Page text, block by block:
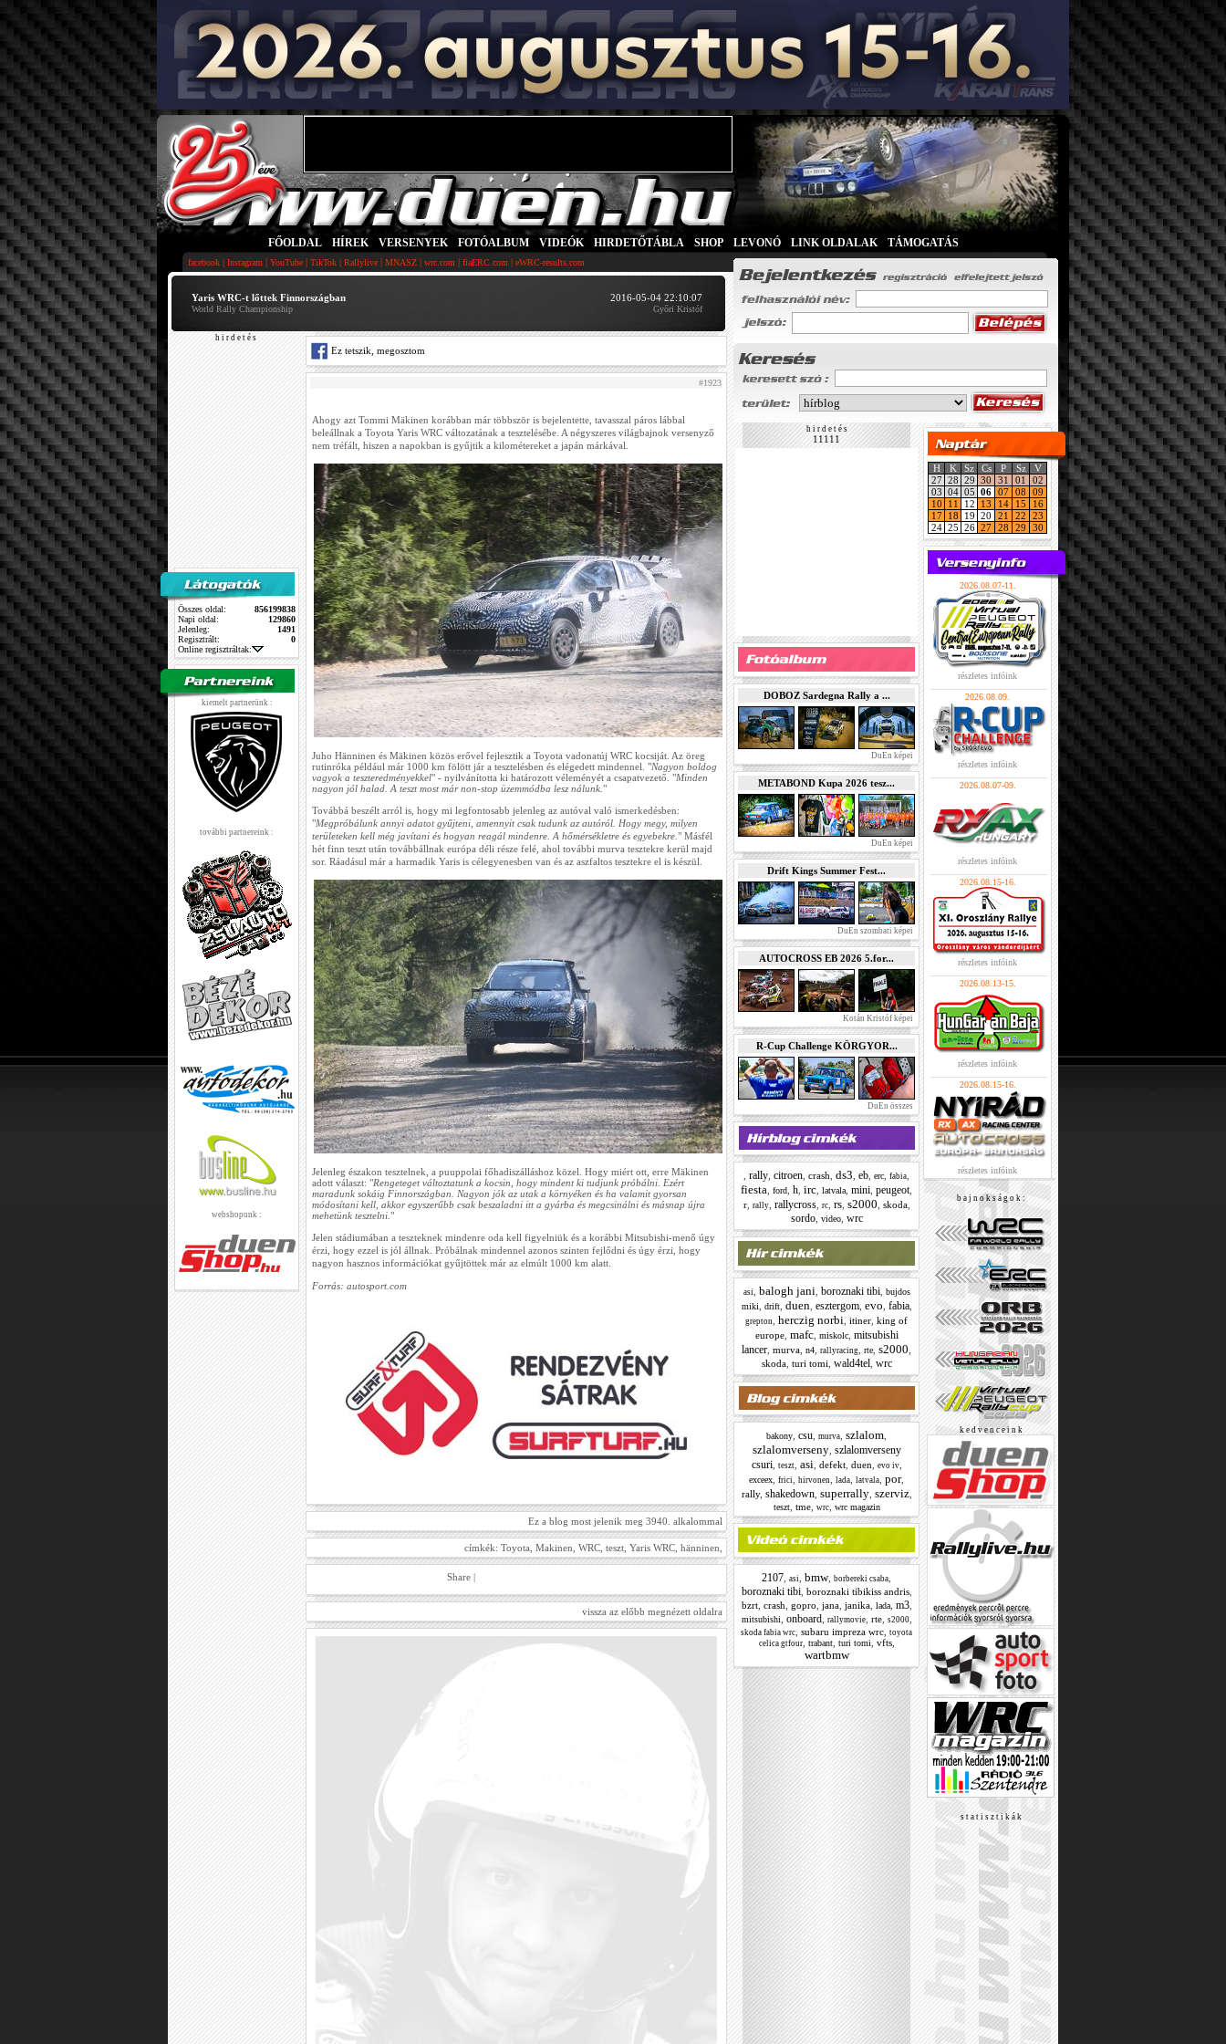
FŐOLDAL HÍREK VERSENYEK FOTÓALBUM VIDEÓK HIRDETŐTÁBLA SHOP LEVONÓ LINK OLDALAK TÁMOGATÁS
facebook | Instagram | YouTube | TikTok | Rallylive | MNASZ | wrc.com | fiaERC.com | eWRC-results.com
Yaris WRC-t lőttek Finnországban
World Rally Championship
2016-05-04 22:10:07
Győri Kristóf
h i r d e t é s
Összes oldal:
856199838
Napi oldal:
129860
Jelenleg:
1491
Regisztrált:
0
Online regisztráltak:
kiemelt partnerünk :
további partnereink :
webshopunk :
Ez tetszik, megosztom
#1923
Ahogy azt Tommi Mäkinen korábban már többször is bejelentette, tavasszal páros lábbal
beleállnak a Toyota Yaris WRC változatának a tesztelésébe. A négyszeres világbajnok versenyző
nem tréfált, hiszen a napokban is gyűjtik a kilométereket a japán márkával.
Juho Hänninen és Mäkinen közös erővel fejlesztik a Toyota vadonatúj WRC kocsiját. Az öreg
rutinróka például már 1000 km fölött jár a tesztelésben és elégedett mindennel. "Nagyon boldog
vagyok a teszteredményekkel" - nyilvánította ki határozott véleményét a csapatvezető. "Minden
nagyon jól halad. A teszt most már non-stop üzemmódba lesz nálunk."
Továbbá beszélt arról is, hogy mi legfontosabb jelenleg az autóval való ismerkedésben:
"Megpróbálunk annyi adatot gyűjteni, amennyit csak tudunk az autóról. Hogy megy, milyen
területeken kell még javítani és hogyan reagál mindenre. A hőmérsékletre és egyebekre." Másfél
hét finn teszt után továbbállnak európa déli része felé, ahol további murva tesztekre kerül majd
sor. Ráadásul már a harmadik Yaris is célegyenesben van és az aszfaltos tesztekre el is készül.
Jelenleg északon tesztelnek, a puuppolai főhadiszálláshoz közel. Hogy miért ott, erre Mäkinen
adott választ: "Rengeteget változtatunk a kocsin, hogy mindent ki tudjunk próbálni. Ezért
maradunk sokáig Finnországban. Nagyon jók az utak a környéken és ha valamit gyorsan
módosítani kell, akkor egyszerűbb csak beszaladni itt a gyárba és megcsinálni és másnap újra
mehetünk tesztelni."
Jelen stádiumában a teszteknek mindenre oda kell figyelniük és a korábbi Mitsubishi-menő úgy
érzi, hogy ezzel is jól állnak. Próbálnak mindennel azonos szinten fejlődni és úgy érzi, hogy
nagyon hasznos információkat gyűjtöttek már az elmúlt 1000 km alatt.
Forrás: autosport.com
Ez a blog most jelenik meg 3940. alkalommal
címkék: Toyota, Makinen, WRC, teszt, Yaris WRC, hänninen,
Share
vissza az előbb megnézett oldalra
h i r d e t é s
11111
DOBOZ Sardegna Rally a ...
DuEn képei
METABOND Kupa 2026 tesz...
DuEn képei
Drift Kings Summer Fest...
DuEn szombati képei
AUTOCROSS EB 2026 5.for...
Kotán Kristóf képei
R-Cup Challenge KÖRGYOR...
DuEn összes
rally citroen crash ds3 eb erc fabia
fiesta ford h irc latvala mini peugeot
r, rally, rallycross, rc, rs, s2000 skoda,
sordo, video, wrc
asi balogh jani boroznaki tibi, bujdos
miki
drift, duen esztergom, evo fabia,
grepton herczig norbi itiner king of
europe, mafc, miskolc, mitsubishi
lancer murva n4 rallyracing rte s2000
skoda, turi tomi wald4tel wrc
bakony csu murva szlalom
szlalomverseny, szlalomverseny
csuri, teszt, asi defekt, duen evo iv,
exceex frici hirvonen lada latvala por,
rally, shakedown, superrally, szerviz,
teszt, tme, wrc, wrc magazin
2107 asi bmw, borbereki csaba
boroznaki tibi, boroznaki tibikiss andris,
bzrt, crash gopro jana, janika, lada, m3,
mitsubishi onboard rallymovie, rte, s2000,
skoda fabia wrc subaru impreza wrc toyota
celica gtfour, trabant, turi tomi vfts,
wartbmw
H K Sz Cs P Sz
V
27 28 29 30 31 01
02
03 04 05 06 07 08
09
10
11 12 13 14 15
16
17
18 19 20 21 22
23
24 25 26 27 28 29 30
2026.08.07-11.
részletes infóink
2026.08.09.
részletes infóink
2026.08.07-09.
részletes infóink
2026.08.15-16.
részletes infóink
2026.08.13-15.
részletes infóink
2026.08.15-16.
részletes infóink
b a j n o k s á g o k :
k e d v e n c e i n k
s t a t i s z t i k á k